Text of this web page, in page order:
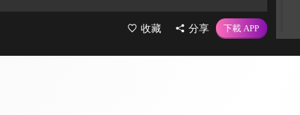
收藏 分享